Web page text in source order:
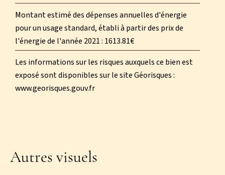
Montant estimé des dépenses annuelles d'énergie
pour un usage standard, établi à partir des prix de
l'énergie de l'année 2021 : 1613.81€
Les informations sur les risques auxquels ce bien est
exposé sont disponibles sur le site Géorisques :
www.georisques.gouv.fr
Autres visuels